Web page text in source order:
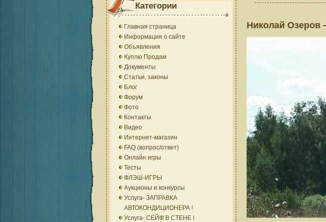
Николай Озеров
Категории
Главная страница
Информация о сайте
Объявления
Куплю Продам
Документы
Статьи, законы
Блог
Форум
Фото
Контакты
Видео
Интернет-магазин
FAQ (вопрос/ответ)
Онлайн игры
Тесты
ФЛЭШ-ИГРЫ
Аукционы и конкурсы
Услуга- ЗАПРАВКА
АВТОКОНДИЦИОНЕРА !
Услуга- СЕЙФ В СТЕНЕ !